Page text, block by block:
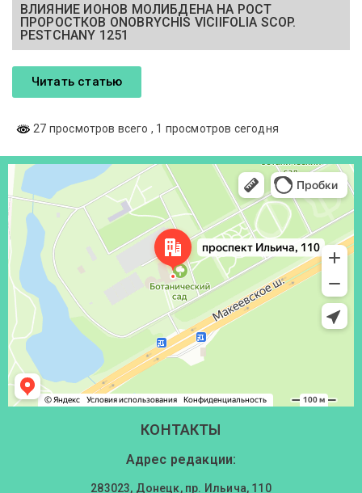
ВЛИЯНИЕ ИОНОВ МОЛИБДЕНА НА РОСТ
ПРОРОСТКОВ ONOBRYCHIS VICIIFOLIA SCOP.
PESTCHANY 1251
Читать статью
27 просмотров всего , 1 просмотров сегодня
Донецк
Проспект Ильича, 110 — Яндекс Карты
КОНТАКТЫ
Адрес редакции:
283023, Донецк, пр. Ильича, 110